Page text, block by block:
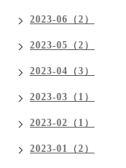
2023-06（2）
2023-05（2）
2023-04（3）
2023-03（1）
2023-02（1）
2023-01（2）